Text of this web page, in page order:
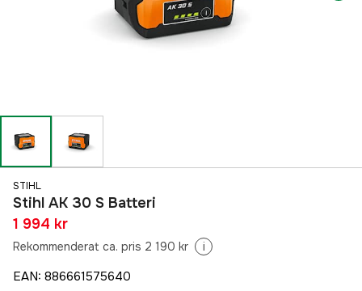
STIHL
Stihl AK 30 S Batteri
1 994 kr
Rekommenderat ca. pris 2 190 kr i
EAN: 886661575640